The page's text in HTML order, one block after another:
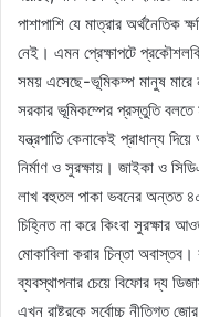
পাশাপাশি যে মাত্রার অর্থনৈতিক
নেই। এমন প্রেক্ষাপটে
সময় এসেছে-ভূমিকম্প মানুষ মারে
সরকার ভূমিকম্পের প্রস্তুতি বলতে
যন্ত্রপাতি কেনাকেই প্রাধান্য
নির্মাণ ও সুরক্ষায়। জাইকা ও
লাখ বহুতল পাকা ভবনের অন্তত
চিহ্নিত না করে কিংবা সুরক্ষার
মোকাবিলা করার চিন্তা অবাস্তব।
ব্যবস্থাপনার চেয়ে বিফোর দ্য
এখন রাষ্ট্রকে সর্বোচ্চ নীতিগত